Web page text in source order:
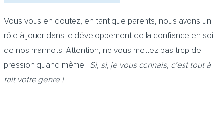
Vous vous en doutez, en tant que parents, nous avons un
rôle à jouer dans le développement de la confiance en soi
de nos marmots. Attention, ne vous mettez pas trop de
pression quand même ! Si, si, je vous connais, c’est tout à
fait votre genre !